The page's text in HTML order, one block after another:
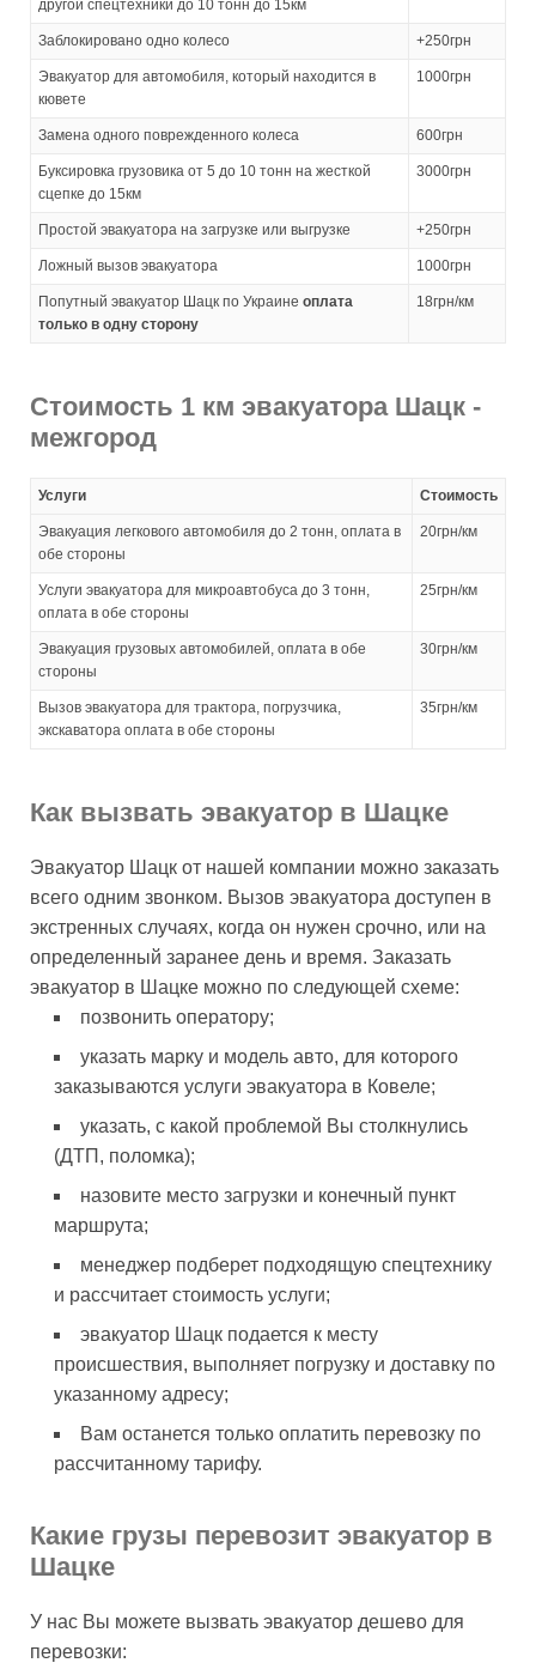
другой спецтехники до 10 тонн до 15км
Заблокировано одно колесо +250грн
Эвакуатор для автомобиля, который находится в
кювете
1000грн
Замена одного поврежденного колеса 600грн
Буксировка грузовика от 5 до 10 тонн на жесткой
сцепке до 15км
3000грн
Простой эвакуатора на загрузке или выгрузке +250грн
Ложный вызов эвакуатора 1000грн
Попутный эвакуатор Шацк по Украине оплата
только в одну сторону
18грн/км
Стоимость 1 км эвакуатора Шацк -
межгород
Услуги Стоимость
Эвакуация легкового автомобиля до 2 тонн, оплата в
обе стороны
20грн/км
Услуги эвакуатора для микроавтобуса до 3 тонн,
оплата в обе стороны
25грн/км
Эвакуация грузовых автомобилей, оплата в обе
стороны
30грн/км
Вызов эвакуатора для трактора, погрузчика,
экскаватора оплата в обе стороны
35грн/км
Как вызвать эвакуатор в Шацке
Эвакуатор Шацк от нашей компании можно заказать
всего одним звонком. Вызов эвакуатора доступен в
экстренных случаях, когда он нужен срочно, или на
определенный заранее день и время. Заказать
эвакуатор в Шацке можно по следующей схеме:
позвонить оператору;
указать марку и модель авто, для которого
заказываются услуги эвакуатора в Ковеле;
указать, с какой проблемой Вы столкнулись
(ДТП, поломка);
назовите место загрузки и конечный пункт
маршрута;
менеджер подберет подходящую спецтехнику
и рассчитает стоимость услуги;
эвакуатор Шацк подается к месту
происшествия, выполняет погрузку и доставку по
указанному адресу;
Вам останется только оплатить перевозку по
рассчитанному тарифу.
Какие грузы перевозит эвакуатор в
Шацке
У нас Вы можете вызвать эвакуатор дешево для
перевозки: